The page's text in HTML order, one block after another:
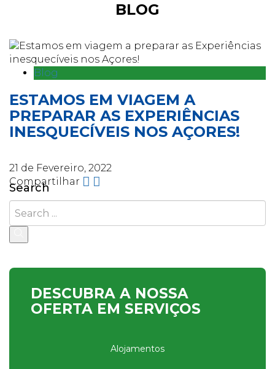
BLOG
Blog
ESTAMOS EM VIAGEM A
PREPARAR AS EXPERIÊNCIAS
INESQUECÍVEIS NOS AÇORES!
21 de Fevereiro, 2022
Compartilhar
Search
DESCUBRA A NOSSA
OFERTA EM SERVIÇOS
Alojamentos